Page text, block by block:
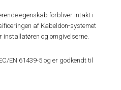
egenskab forbliver intakt i
af Kabeldon-systemet
installatøren og omgivelserne.
EN 61439-5 og er godkendt til